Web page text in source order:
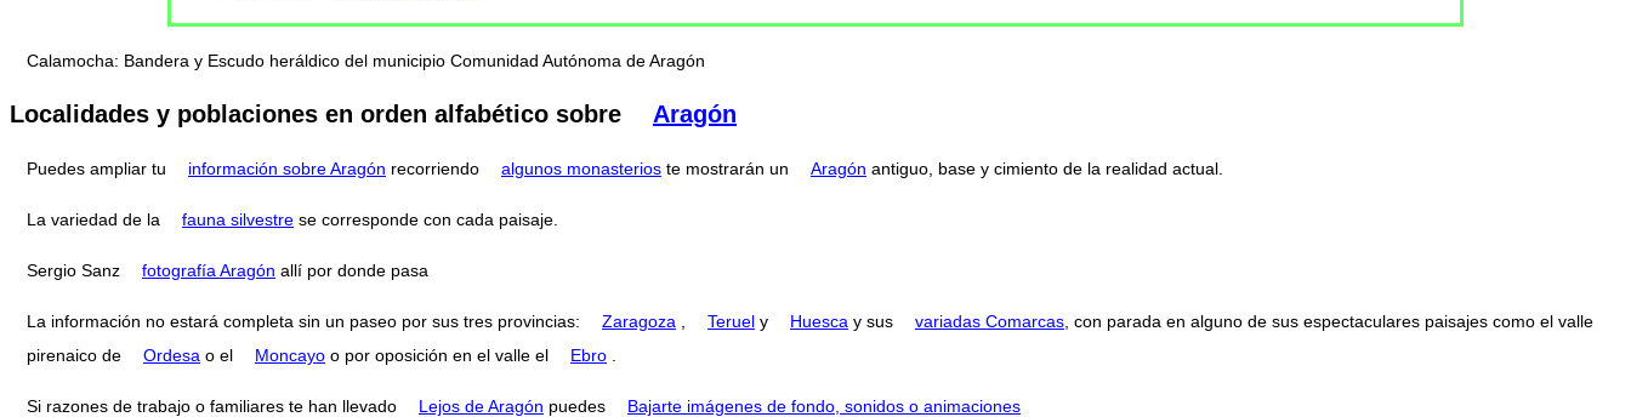
Calamocha: Bandera y Escudo heráldico del municipio Comunidad Autónoma de Aragón
Localidades y poblaciones en orden alfabético sobre Aragón
Puedes ampliar tu información sobre Aragón recorriendo algunos monasterios te mostrarán un Aragón antiguo, base y cimiento de la realidad actual.
La variedad de la fauna silvestre se corresponde con cada paisaje.
Sergio Sanz fotografía Aragón allí por donde pasa
La información no estará completa sin un paseo por sus tres provincias: Zaragoza Teruel y Huesca y sus variadas Comarcas , con parada en alguno de sus espectaculares paisajes como el valle
pirenaico de
Ordesa o el Moncayo o por oposición en el valle el Ebro
Si razones de trabajo o familiares te han llevado Lejos de Aragón puedes Bajarte imágenes de fondo, sonidos o animaciones